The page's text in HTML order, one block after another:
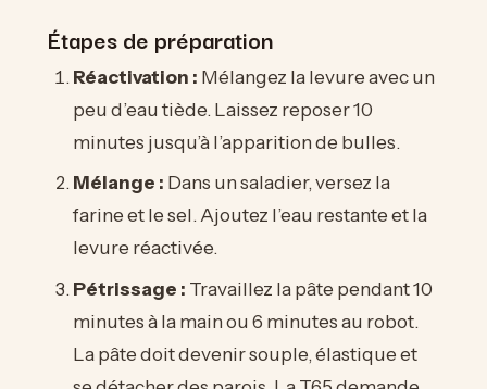
Étapes de préparation
Réactivation : Mélangez la levure avec un
peu d’eau tiède. Laissez reposer 10
minutes jusqu’à l’apparition de bulles.
Mélange : Dans un saladier, versez la
farine et le sel. Ajoutez l’eau restante et la
levure réactivée.
Pétrissage : Travaillez la pâte pendant 10
minutes à la main ou 6 minutes au robot.
La pâte doit devenir souple, élastique et